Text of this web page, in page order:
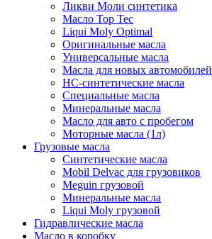
Ликви Моли синтетика
Масло Top Tec
Liqui Moly Optimal
Оригинальные масла
Универсальные масла
Масла для новых автомобилей
HC-синтетические масла
Специальные масла
Минеральные масла
Масло для авто с пробегом
Моторные масла (1л)
Грузовые масла
Синтетические масла
Mobil Delvac для грузовиков
Meguin грузовой
Минеральные масла
Liqui Moly грузовой
Гидравлические масла
Масло в коробку